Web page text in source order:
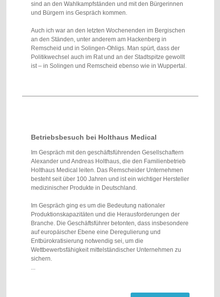
sind an den Wahlkampfständen und mit den Bürgerinnen
und Bürgern ins Gespräch kommen.
Auch ich war an den letzten Wochenenden im Bergischen
an den Ständen, unter anderem am Hackenberg in
Remscheid und in Solingen-Ohligs. Man spürt, dass der
Politikwechsel auch im Rat und an der Stadtspitze gewollt
ist – in Solingen und Remscheid ebenso wie in Wuppertal.
Betriebsbesuch bei Holthaus Medical
Im Gespräch mit den geschäftsführenden Gesellschaftern
Alexander und Andreas Holthaus, die den Familienbetrieb
Holthaus Medical leiten. Das Remscheider Unternehmen
besteht seit über 100 Jahren und ist ein wichtiger Hersteller
medizinischer Produkte in Deutschland.
Im Gespräch ging es um die Bedeutung nationaler
Produktionskapazitäten und die Herausforderungen der
Branche. Die Geschäftsführer betonten, dass insbesondere
auf europäischer Ebene eine Deregulierung und
Entbürokratisierung notwendig sei, um die
Wettbewerbsfähigkeit mittelständischer Unternehmen zu
sichern.
...